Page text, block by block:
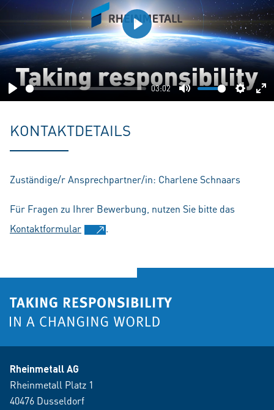
Play
03:02
Mute
Play
KONTAKTDETAILS
Zuständige/r Ansprechpartner/in: Charlene Schnaars
Für Fragen zu Ihrer Bewerbung, nutzen Sie bitte das
Kontaktformular
.
Rheinmetall AG
Rheinmetall Platz 1
40476 Dusseldorf